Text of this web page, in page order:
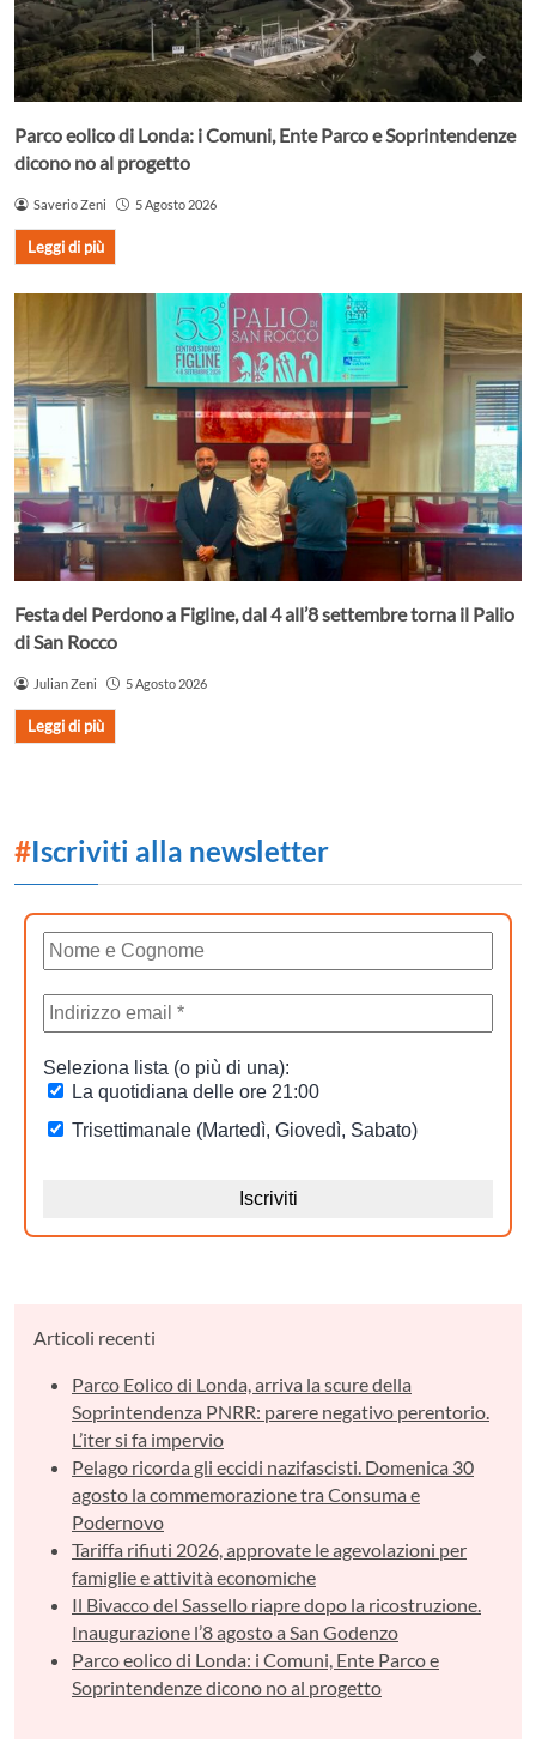
Parco eolico di Londa: i Comuni, Ente Parco e Soprintendenze
dicono no al progetto
Saverio Zeni 5 Agosto 2026
Leggi di più
Festa del Perdono a Figline, dal 4 all’8 settembre torna il Palio
di San Rocco
Julian Zeni 5 Agosto 2026
Leggi di più
#Iscriviti alla newsletter
Articoli recenti
Parco Eolico di Londa, arriva la scure della
Soprintendenza PNRR: parere negativo perentorio.
L’iter si fa impervio
Pelago ricorda gli eccidi nazifascisti. Domenica 30
agosto la commemorazione tra Consuma e
Podernovo
Tariffa rifiuti 2026, approvate le agevolazioni per
famiglie e attività economiche
Il Bivacco del Sassello riapre dopo la ricostruzione.
Inaugurazione l’8 agosto a San Godenzo
Parco eolico di Londa: i Comuni, Ente Parco e
Soprintendenze dicono no al progetto